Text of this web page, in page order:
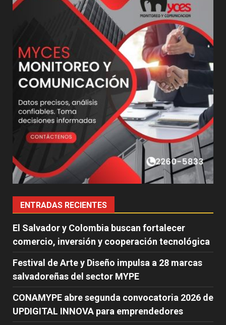
ENTRADAS RECIENTES
El Salvador y Colombia buscan fortalecer
comercio, inversión y cooperación tecnológica
Festival de Arte y Diseño impulsa a 28 marcas
salvadoreñas del sector MYPE
CONAMYPE abre segunda convocatoria 2026 de
UPDIGITAL INNOVA para emprendedores